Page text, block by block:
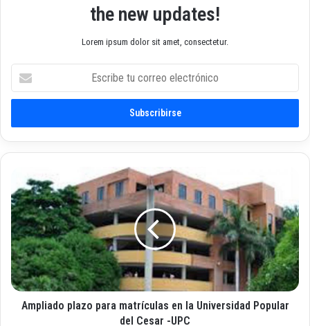
the new updates!
Lorem ipsum dolor sit amet, consectetur.
c
i
b
c
o
r
r
e
o
e
m
p
l
i
a
d
o
p
Ampliado plazo para matrículas en la Universidad Popular
del Cesar -UPC